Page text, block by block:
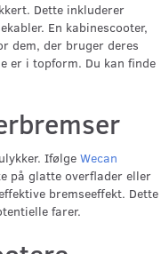
Dette inkluderer
En kabinescooter,
dem, der bruger deres
er i topform. Du kan finde
Ifølge Wecan
på glatte overflader eller
bremseeffekt. Dette
farer.